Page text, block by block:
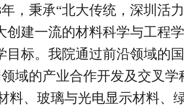
，秉承“北大传统，深圳活
创建一流的材料科学与工程
目标。我院通过前沿领域的
域的产业合作开发及交叉学
料、玻璃与光电显示材料、